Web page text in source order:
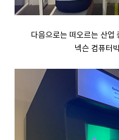
다음으로는 떠오르는 산업
넥슨 컴퓨터